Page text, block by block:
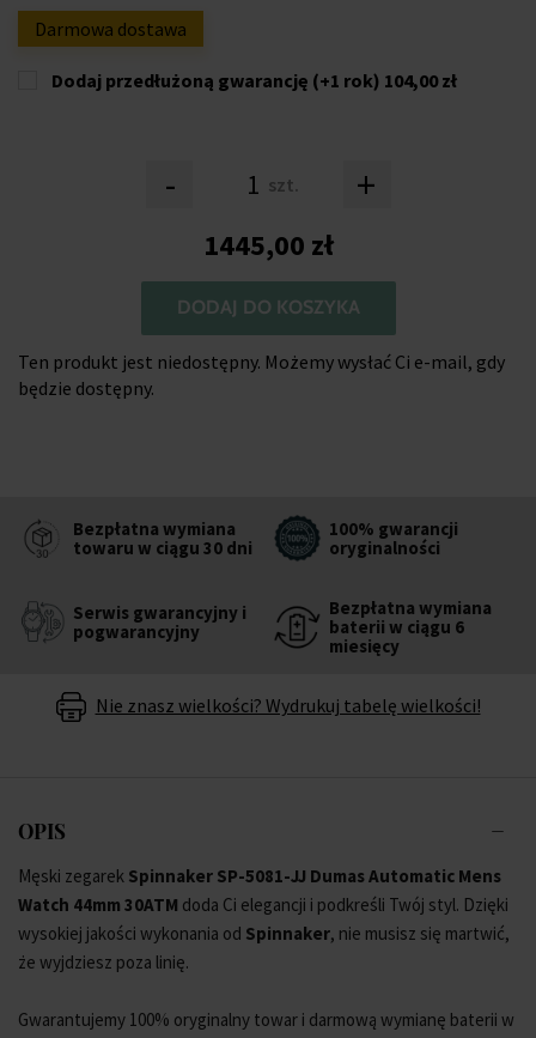
Darmowa dostawa
Dodaj przedłużoną gwarancję (+1 rok) 104,00 zł
- szt. +
1445,00 zł
DODAJ DO KOSZYKA
Ten produkt jest niedostępny. Możemy wysłać Ci e-mail, gdy
będzie dostępny.
Bezpłatna wymiana
towaru w ciągu 30 dni
100% gwarancji
oryginalności
Serwis gwarancyjny i
pogwarancyjny
Bezpłatna wymiana
baterii w ciągu 6
miesięcy
Nie znasz wielkości? Wydrukuj tabelę wielkości!
OPIS
Męski zegarek Spinnaker SP-5081-JJ Dumas Automatic Mens
Watch 44mm 30ATM doda Ci elegancji i podkreśli Twój styl. Dzięki
wysokiej jakości wykonania od Spinnaker, nie musisz się martwić,
że wyjdziesz poza linię.
Gwarantujemy 100% oryginalny towar i darmową wymianę baterii w